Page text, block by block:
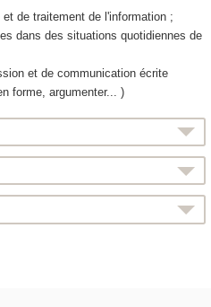
de traitement de l'information ;
dans des situations quotidiennes de
et de communication écrite
forme, argumenter... )